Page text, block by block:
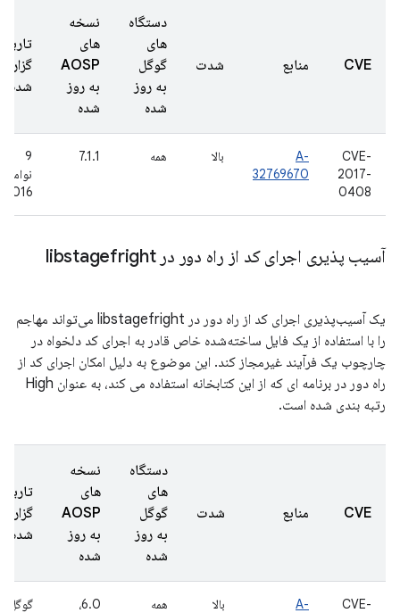
CVE منابع شدت
دستگاه
های
گوگل
به روز
شده
نسخه
های
AOSP
به روز
شده
تاریخ
شده
CVE-
2017-
0408
A-
32769670
بالا همه 7.1.1
9
نوامبر
2016
آسیب پذیری اجرای کد از راه دور در libstagefright
یک آسیب‌پذیری اجرای کد از راه دور در libstagefright می‌تواند مهاجم
را با استفاده از یک فایل ساخته‌شده خاص قادر به اجرای کد دلخواه در
چارچوب یک فرآیند غیرمجاز کند. این موضوع به دلیل امکان اجرای کد از
راه دور در برنامه ای که از این کتابخانه استفاده می کند، به عنوان High
رتبه بندی شده است.
CVE منابع شدت
دستگاه
های
گوگل
به روز
شده
نسخه
های
AOSP
به روز
شده
تاریخ
گزارش
شده
CVE-
A-
بالا همه
6.0،
گوگل